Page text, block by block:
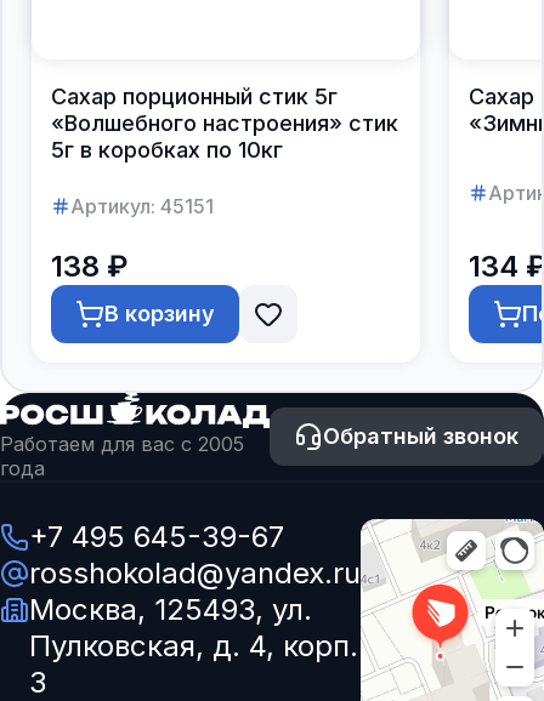
Сахар порционный стик 5г
«Волшебного настроения» стик
5г в коробках по 10кг
Артикул: 45151
138 ₽
В корзину
Сахар
134
Работаем для вас с 2005
года
Обратный звонок
+7 495 645-39-67
rosshokolad@yandex.ru
Москва, 125493, ул.
Пулковская, д. 4, корп.
3